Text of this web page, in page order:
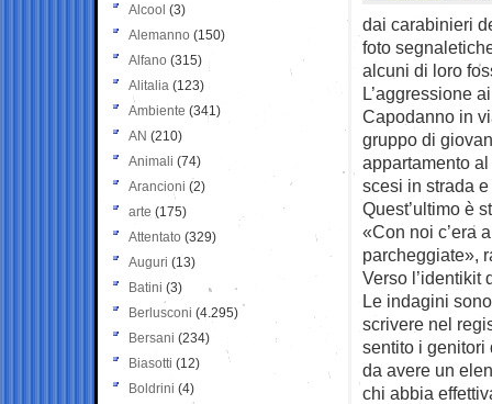
dai carabinieri
foto
alcuni di loro
L’aggressione
Capodanno in
gruppo di
appartamento
scesi in strada
Quest’ultimo è
«Con noi c’era
parcheggiate»,
Verso l’identikit
Le indagini
scrivere nel
sentito i genitori
da avere un
chi abbia
Alcool (3)
Alemanno (150)
Alfano (315)
Alitalia (123)
Ambiente (341)
AN (210)
Animali (74)
Arancioni (2)
arte (175)
Attentato (329)
Auguri (13)
Batini (3)
Berlusconi (4.295)
Bersani (234)
Biasotti (12)
Boldrini (4)